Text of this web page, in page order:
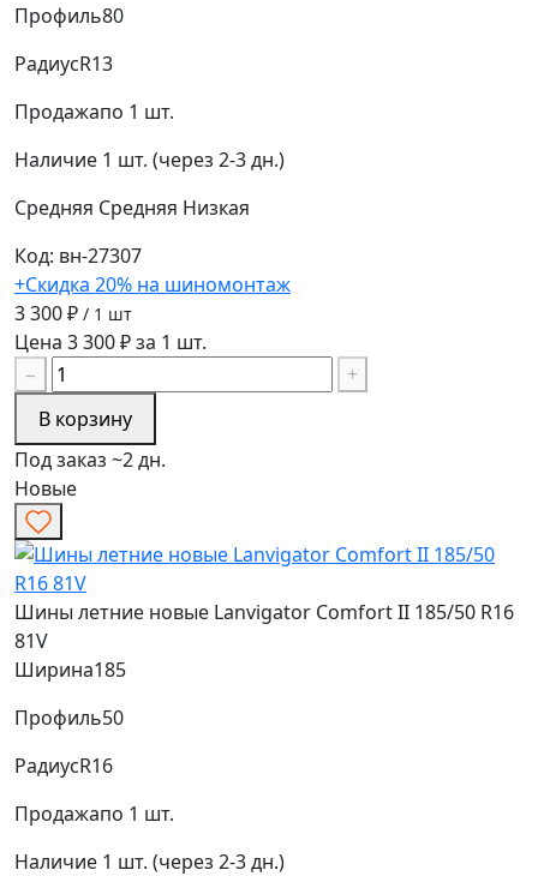
Профиль80
РадиусR13
Продажапо 1 шт.
Наличие 1 шт. (через 2-3 дн.)
Средняя Средняя Низкая
Код: вн-27307
+Скидка 20% на шиномонтаж
3 300 ₽ / 1 шт
Цена 3 300 ₽ за 1 шт.
−
+
В корзину
Под заказ ~2 дн.
Новые
Шины летние новые Lanvigator Comfort II 185/50 R16
81V
Ширина185
Профиль50
РадиусR16
Продажапо 1 шт.
Наличие 1 шт. (через 2-3 дн.)